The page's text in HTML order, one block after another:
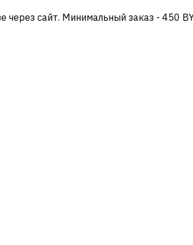
через сайт. Минимальный заказ - 450